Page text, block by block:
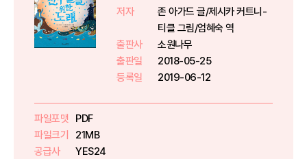
저자
존 아가드 글/제시카 커트니-
티클 그림/엄혜숙 역
출판사
소원나무
출판일
2018-05-25
등록일
2019-06-12
파일포맷
PDF
파일크기
21MB
공급사
YES24